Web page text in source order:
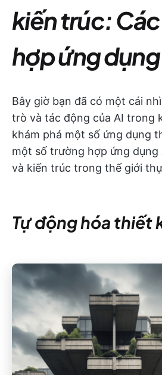
kiến trúc:
hợp ứng
Bây giờ bạn đã có một cái
trò và tác động của AI trong
khám phá một số ứng dụng
một số trường hợp ứng dụng
và kiến trúc trong thế giới
Tự động hóa thiết